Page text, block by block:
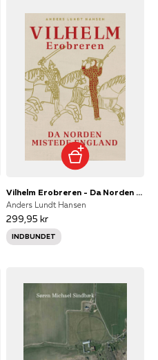
Vilhelm Erobreren - Da Norden mistede England
Anders Lundt Hansen
299,95 kr
INDBUNDET